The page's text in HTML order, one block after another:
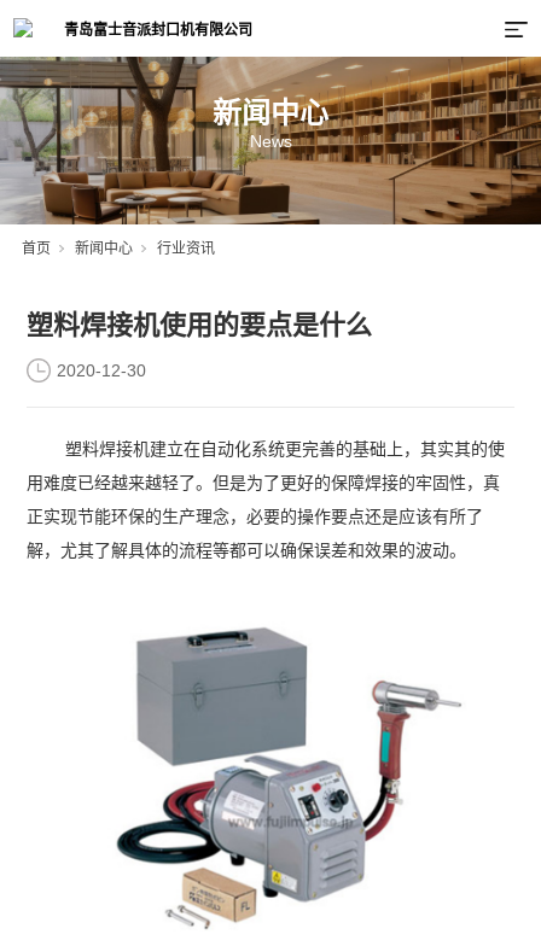
新闻中心
News
首页 新闻中心 行业资讯
塑料焊接机使用的要点是什么
2020-12-30
塑料焊接机建立在自动化系统更完善的基础上，其实其的使
用难度已经越来越轻了。但是为了更好的保障焊接的牢固性，真
正实现节能环保的生产理念，必要的操作要点还是应该有所了
解，尤其了解具体的流程等都可以确保误差和效果的波动。